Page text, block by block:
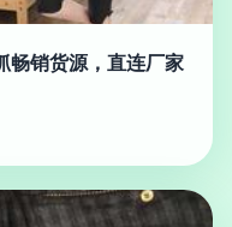
畅销货源，直连厂家